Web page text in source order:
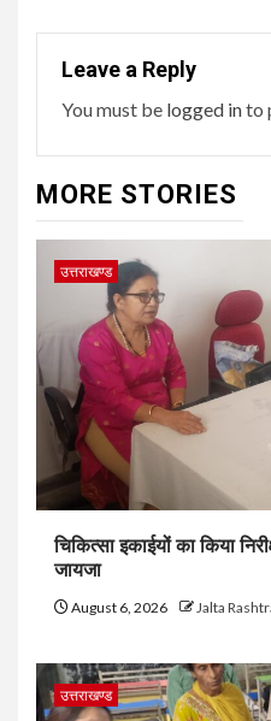
Leave a Reply
You must be logged into
MORE STORIES
उत्तराखण्ड
चिकित्सा इकाईयों का किया
जायजा
August 6, 2026 Jalta
उत्तराखण्ड